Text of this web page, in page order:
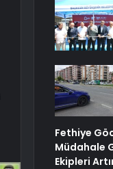
Fethiye
Müdahale
Ekipleri